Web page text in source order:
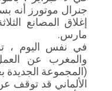
خريطة
الموقع
جنرال موتورز أنه
إغلاق المصانع
مارس.
في نفس اليوم ،